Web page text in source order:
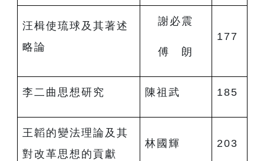
汪楫使琉球及其著述
略論
謝必震
傅 朗
177
李二曲思想研究 陳祖武 185
王韜的變法理論及其
對改革思想的貢獻
林國輝 203